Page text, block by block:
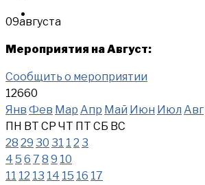
09августа
Мероприятия на Август:
Сообщить о мероприятии
12660
Янв Фев Мар Апр Май Июн Июл Авг
ПН ВТ СР ЧТ ПТ СБ ВС
28 29 30 31 1 2 3
4 5 6 7 8 9 10
11 12 13 14 15 16 17